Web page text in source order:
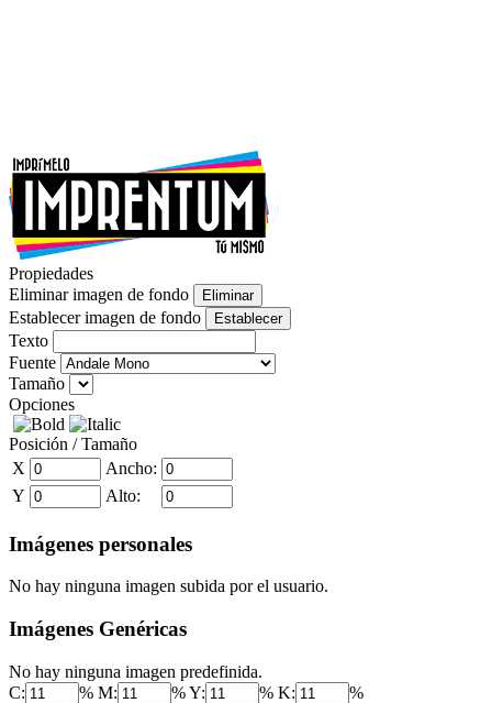
Propiedades
Eliminar imagen de fondo
Establecer imagen de fondo
Texto
Fuente
Tamaño
Opciones
Posición / Tamaño
X
Ancho:
Y
Alto:
Imágenes personales
No hay ninguna imagen subida por el usuario.
Imágenes Genéricas
No hay ninguna imagen predefinida.
C:
% M: % Y: % K: %